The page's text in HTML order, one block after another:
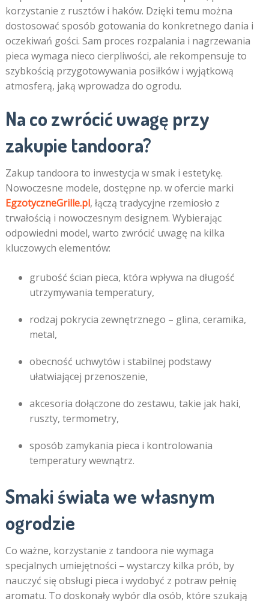
korzystanie z rusztów i haków. Dzięki temu można
dostosować sposób gotowania do konkretnego dania i
oczekiwań gości. Sam proces rozpalania i nagrzewania
pieca wymaga nieco cierpliwości, ale rekompensuje to
szybkością przygotowywania posiłków i wyjątkową
atmosferą, jaką wprowadza do ogrodu.
Na co zwrócić uwagę przy
zakupie tandoora?
Zakup tandoora to inwestycja w smak i estetykę.
Nowoczesne modele, dostępne np. w ofercie marki
EgzotyczneGrille.pl, łączą tradycyjne rzemiosło z
trwałością i nowoczesnym designem. Wybierając
odpowiedni model, warto zwrócić uwagę na kilka
kluczowych elementów:
grubość ścian pieca, która wpływa na długość
utrzymywania temperatury,
rodzaj pokrycia zewnętrznego – glina, ceramika,
metal,
obecność uchwytów i stabilnej podstawy
ułatwiającej przenoszenie,
akcesoria dołączone do zestawu, takie jak haki,
ruszty, termometry,
sposób zamykania pieca i kontrolowania
temperatury wewnątrz.
Smaki świata we własnym
ogrodzie
Co ważne, korzystanie z tandoora nie wymaga
specjalnych umiejętności – wystarczy kilka prób, by
nauczyć się obsługi pieca i wydobyć z potraw pełnię
aromatu. To doskonały wybór dla osób, które szukają